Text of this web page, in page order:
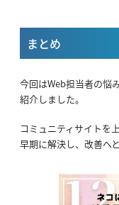
まとめ
今回はWeb担当者の悩
紹介しました。
コミュニティサイトを
早期に解決し、改善へ